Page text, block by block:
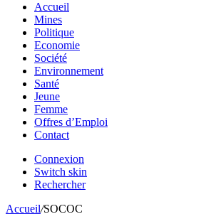
Accueil
Mines
Politique
Economie
Société
Environnement
Santé
Jeune
Femme
Offres d’Emploi
Contact
Connexion
Switch skin
Rechercher
Accueil/SOCOC